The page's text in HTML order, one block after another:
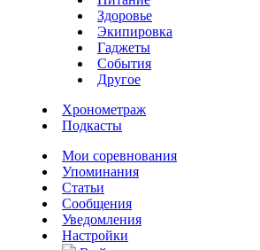
Здоровье
Экипировка
Гаджеты
События
Другое
Хронометраж
Подкасты
Мои соревнования
Упоминания
Статьи
Сообщения
Уведомления
Настройки